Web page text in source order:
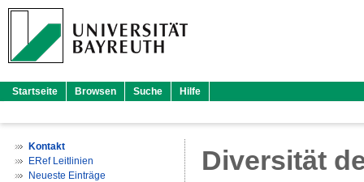
Startseite Browsen Suche Hilfe
Kontakt
ERef Leitlinien
Neueste Einträge
Diversität